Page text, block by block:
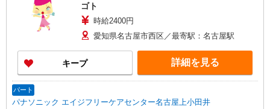
ゴト
時給2400円
愛知県名古屋市西区／最寄駅：名古屋駅
キープ 詳細を見る
パート
パナソニック エイジフリーケアセンター名古屋上小田井